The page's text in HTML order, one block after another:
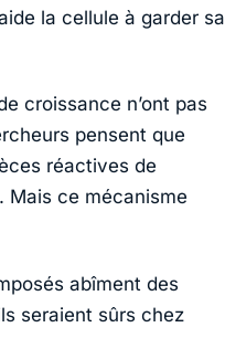
la cellule à garder sa
croissance n’ont pas
pensent que
réactives de
Mais ce mécanisme
abîment des
seraient sûrs chez